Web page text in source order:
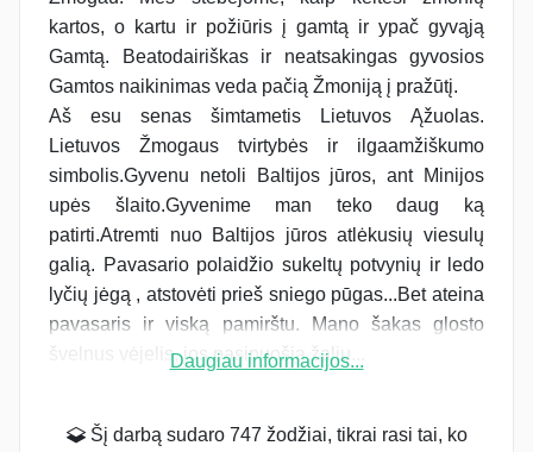
kartos, o kartu ir požiūris į gamtą ir ypač gyvąją
Gamtą. Beatodairiškas ir neatsakingas gyvosios
Gamtos naikinimas veda pačią Žmoniją į pražūtį.
Aš esu senas šimtametis Lietuvos Ąžuolas.
Lietuvos Žmogaus tvirtybės ir ilgaamžiškumo
simbolis.Gyvenu netoli Baltijos jūros, ant Minijos
upės šlaito.Gyvenime man teko daug ką
patirti.Atremti nuo Baltijos jūros atlėkusių viesulų
galią. Pavasario polaidžio sukeltų potvynių ir ledo
lyčių jėgą , atstovėti prieš sniego pūgas...Bet ateina
pavasaris ir viską pamirštu. Mano šakas glosto
švelnus vėjelis, jos pasipuošia žalių...
Daugiau informacijos...
Šį darbą sudaro 747 žodžiai, tikrai rasi tai, ko